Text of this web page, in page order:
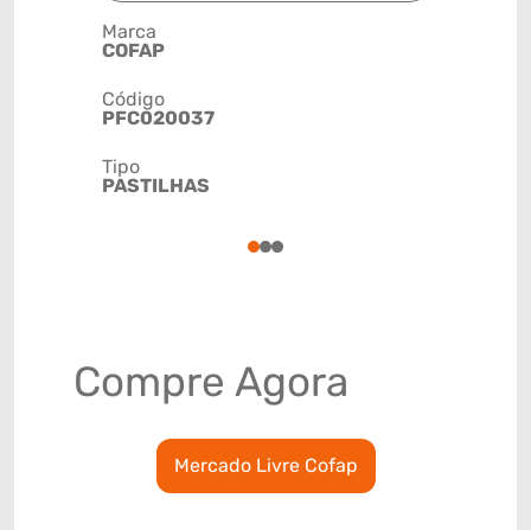
Marca
COFAP
Código
PFC020037
Tipo
PASTILHAS
123
Compre Agora
Mercado Livre Cofap